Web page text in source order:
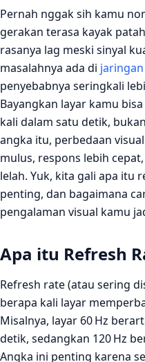
Apa itu Refresh Rate Layar
Kenapa Refresh Rate Bikin
Berapa Hertz yang Cocok
1. Gaming
2. Streaming
Cara Cek Refresh Rate di HP
1. Lewat Pengaturan
2. Pakai Aplikasi Pihak
3. Cek lewat Developer
Pernah nggak sih kamu
gerakan terasa kayak
rasanya lag meski sinyal
masalahnya ada di jaringan
penyebabnya seringkali
Bayangkan layar kamu
kali dalam satu detik,
angka itu, perbedaan
mulus, respons lebih
lelah. Yuk, kita gali apa itu
penting, dan bagaimana
pengalaman visual kamu
Apa itu Refresh
Refresh rate (atau sering
berapa kali layar
Misalnya, layar 60 Hz
detik, sedangkan 120 Hz
Angka ini penting karena